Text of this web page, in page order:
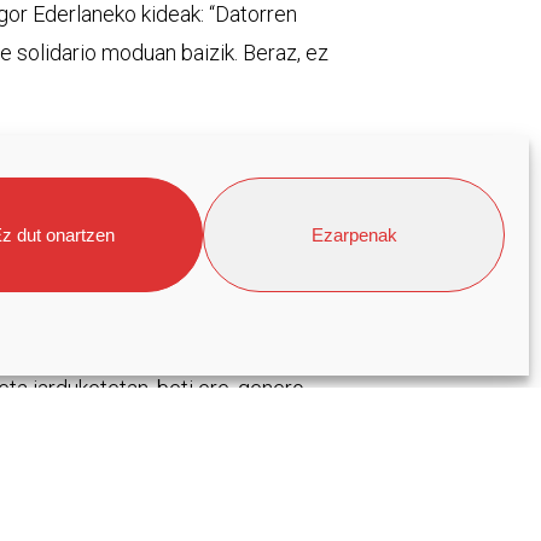
dut onartzen Ezarpenak
Ederlaneko kideak: “Datorren
solidario moduan baizik. Beraz, ez
Besteren artean, norbere
bateranzko bidean aurrera
jarduketetan, beti ere, genero